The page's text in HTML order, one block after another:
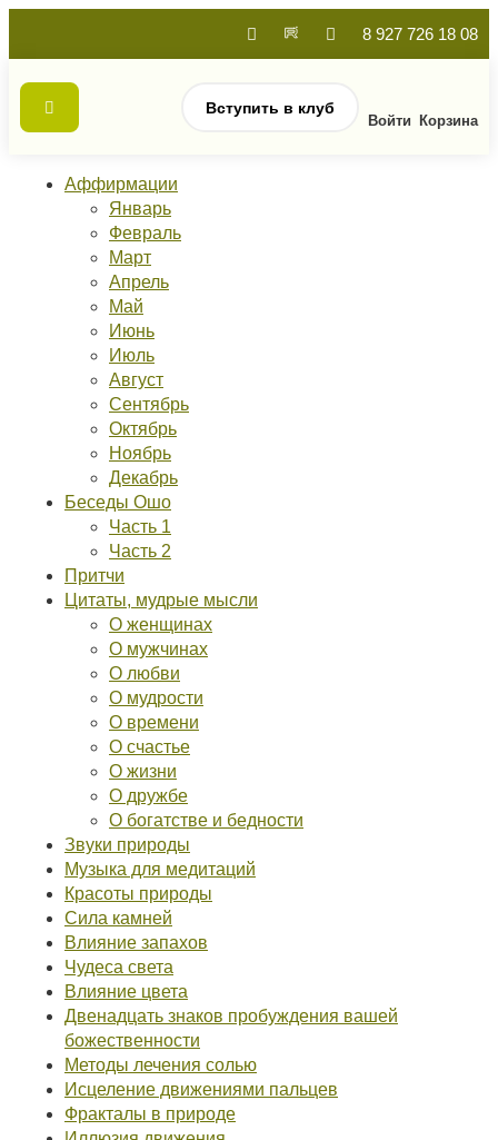
8 927 726 18 08
Вступить в клуб
Войти Корзина
Аффирмации
Январь
Февраль
Март
Апрель
Май
Июнь
Июль
Август
Сентябрь
Октябрь
Ноябрь
Декабрь
Беседы Ошо
Часть 1
Часть 2
Притчи
Цитаты, мудрые мысли
О женщинах
О мужчинах
О любви
О мудрости
О времени
О счастье
О жизни
О дружбе
О богатстве и бедности
Звуки природы
Музыка для медитаций
Красоты природы
Сила камней
Влияние запахов
Чудеса света
Влияние цвета
Двенадцать знаков пробуждения вашей
божественности
Методы лечения солью
Исцеление движениями пальцев
Фракталы в природе